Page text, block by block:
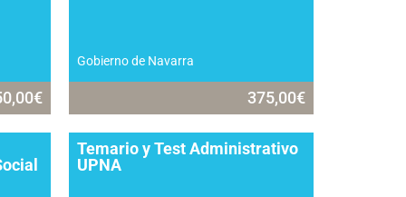
€
Gobierno de Navarra
375,00€
Temario y Test Administrativo
UPNA